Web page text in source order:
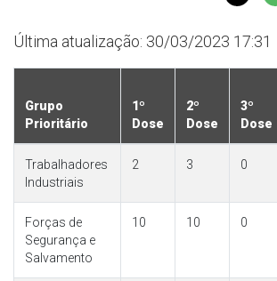
Última atualização: 30/03/2023 17:31
Grupo
Prioritário
1º
Dose
2º
Dose
3º
Dose
Trabalhadores
Industriais
2 3 0
Forças de
Segurança e
Salvamento
10 10 0